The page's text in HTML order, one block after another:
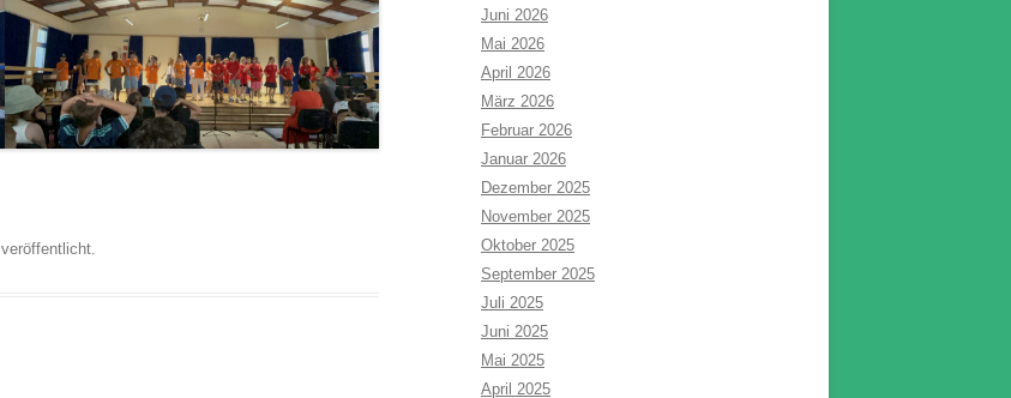
veröffentlicht.
Juni 2026
Mai 2026
April 2026
März 2026
Februar 2026
Januar 2026
Dezember 2025
November 2025
Oktober 2025
September 2025
Juli 2025
Juni 2025
Mai 2025
April 2025